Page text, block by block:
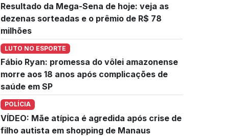
Resultado da Mega-Sena de hoje: veja as
dezenas sorteadas e o prêmio de R$ 78
milhões
LUTO NO ESPORTE
Fábio Ryan: promessa do vôlei amazonense
morre aos 18 anos após complicações de
saúde em SP
POLÍCIA
VÍDEO: Mãe atípica é agredida após crise de
filho autista em shopping de Manaus